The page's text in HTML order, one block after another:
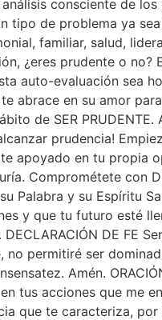
consciente de
tipo de problema ya
familiar, salud,
¿eres prudente o no?
auto-evaluación sea
abrace en su amor
de SER PRUDENTE.
prudencia!
apoyado en tu propia
Comprométete con
Palabra y su Espíritu
y que tu futuro esté
DE FE
no permitiré ser
Amén.
tus acciones que me
que te caracteriza,